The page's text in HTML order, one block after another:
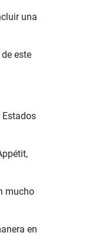
una
este
mucho
en